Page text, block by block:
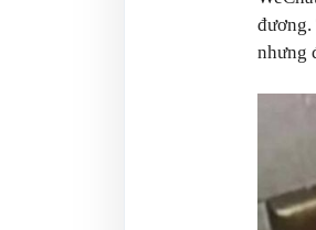
đương.
nhưng